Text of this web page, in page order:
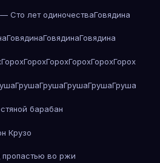
Сто лет одиночестваГовядина
ГовядинаГовядинаГовядина
ГорохГорохГорохГорохГорохГорох
ГрушаГрушаГрушаГрушаГруша
барабан
Крузо
во ржи